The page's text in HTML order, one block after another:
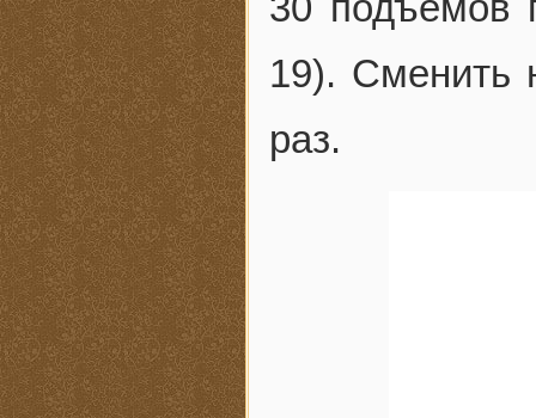
19). Сменить
раз.